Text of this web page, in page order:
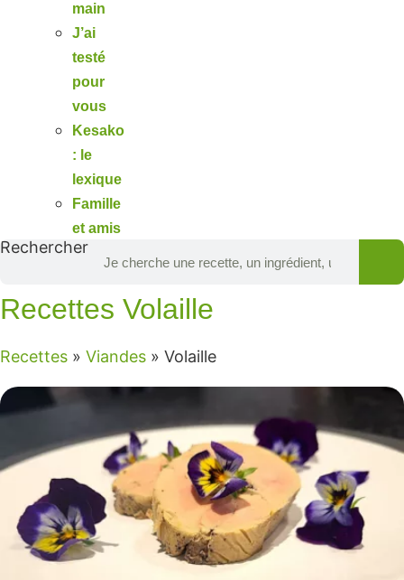
main
J’ai
testé
pour
vous
Kesako
: le
lexique
Famille
et amis
Rechercher
Recettes Volaille
Recettes » Viandes » Volaille